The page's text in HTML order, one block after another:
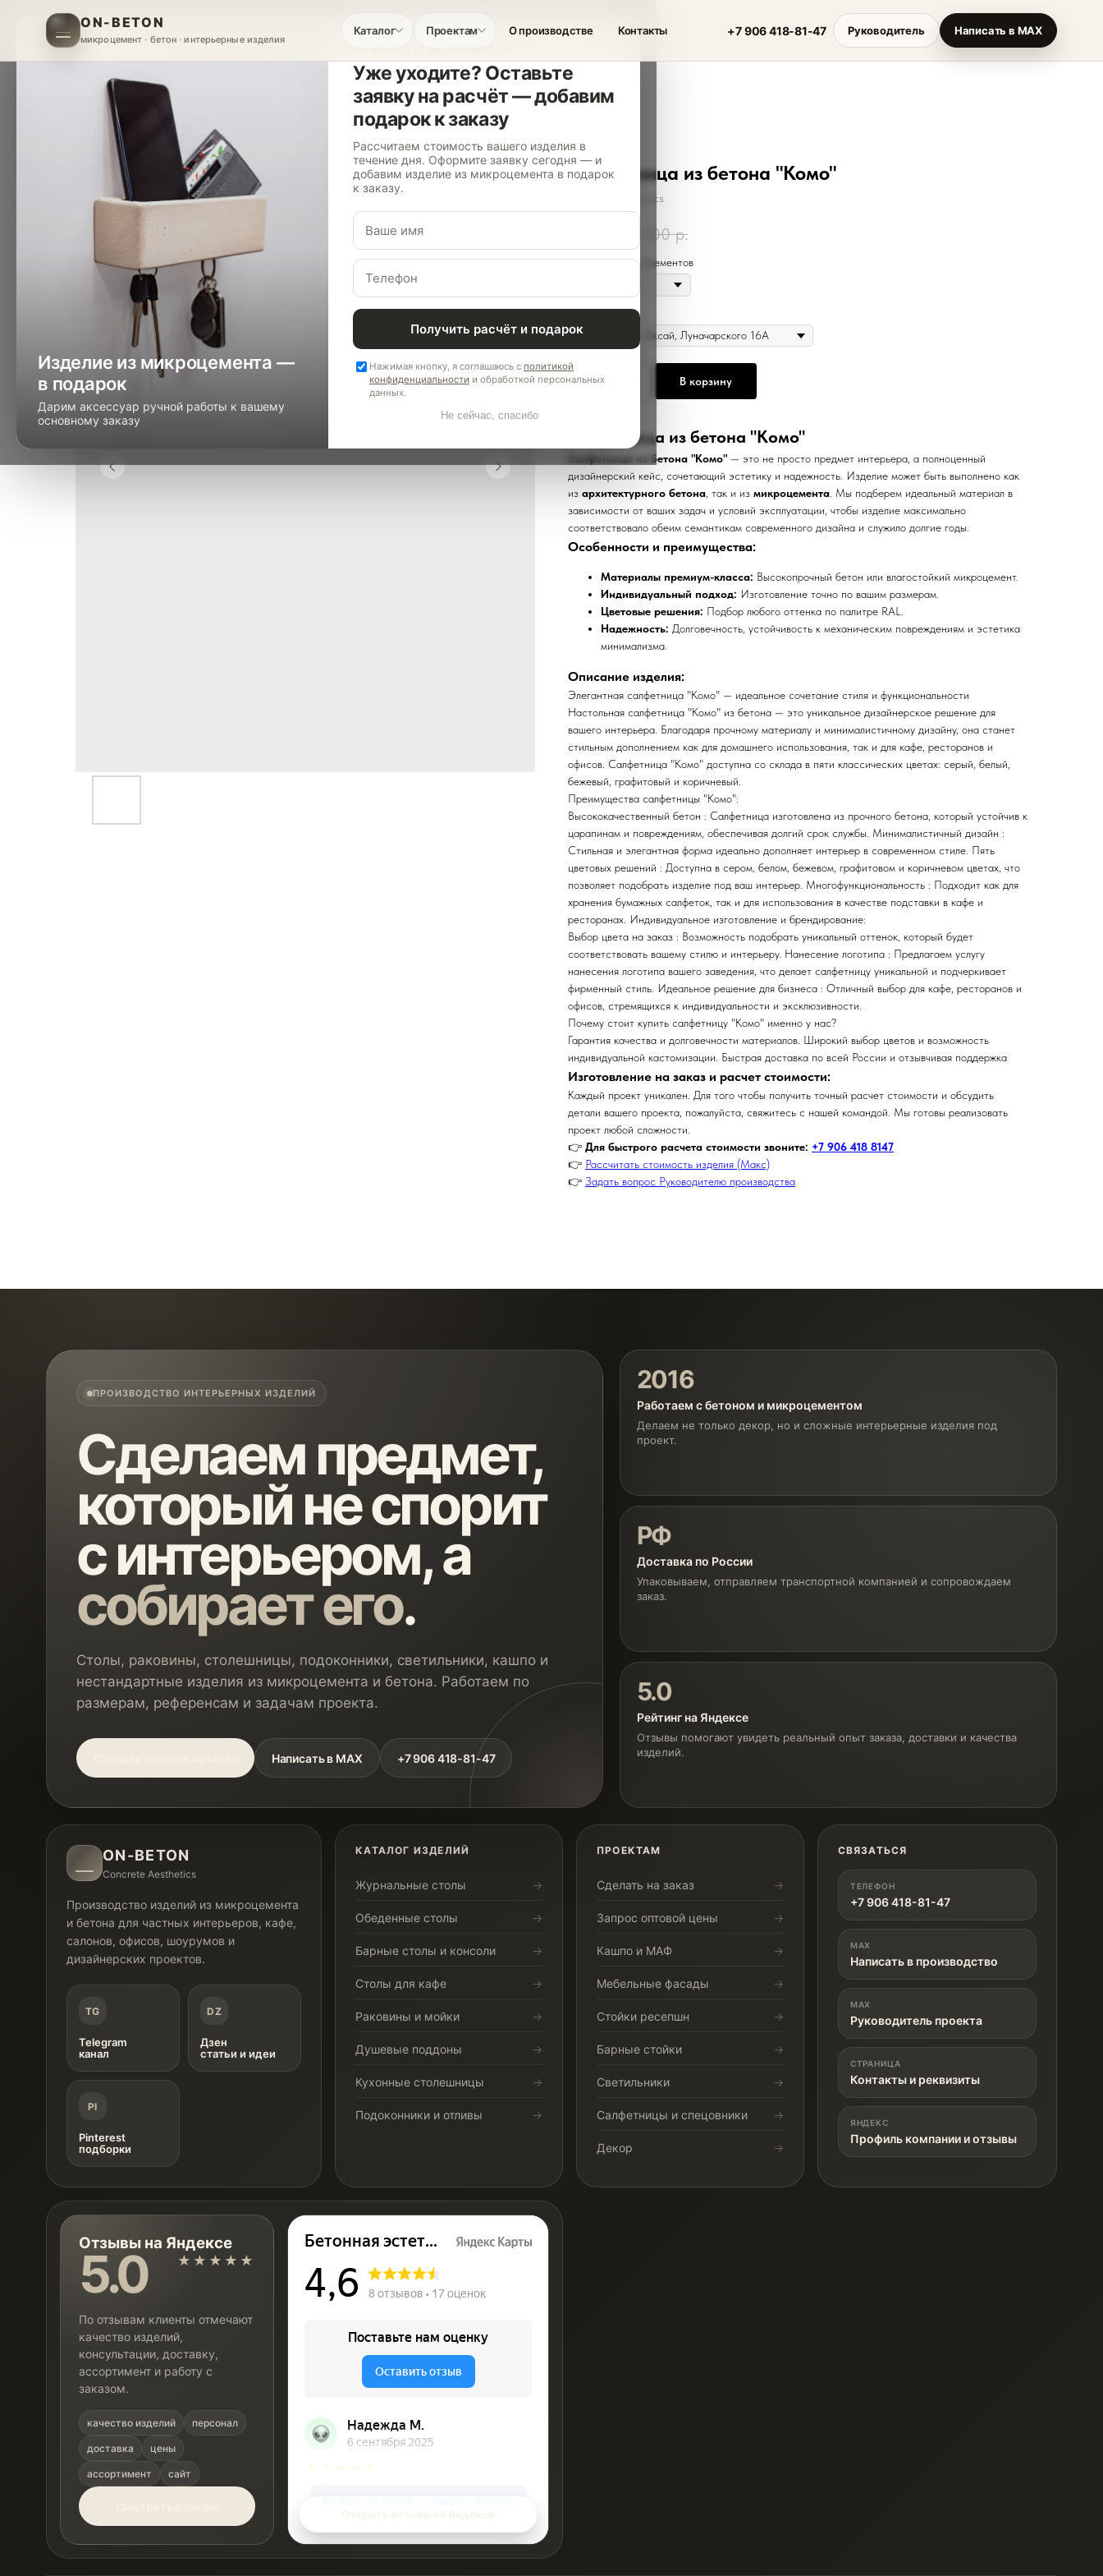
ПОДАРОК К ЗАКАЗУ
Изделие из микроцемента —
в подарок
Дарим аксессуар ручной работы к вашему
основному заказу
Уже уходите? Оставьте
заявку на расчёт — добавим
подарок к заказу
Рассчитаем стоимость вашего изделия в
течение дня. Оформите заявку сегодня — и
добавим изделие из микроцемента в подарок
к заказу.
Получить расчёт и подарок
Нажимая кнопку, я соглашаюсь с политикой
конфиденциальности и обработкой персональных
данных.
Не сейчас, спасибо
ON-BETON
микроцемент · бетон · интерьерные изделия
Каталог Проектам О производстве Контакты +7 906 418-81-47 Руководитель Написать в MAX
Салфетница из бетона "Комо"
Concrete Aesthetics
1 300 р.
Цвет бетонных элементов
Доставка
В корзину
Салфетница из бетона "Комо"
Салфетница из бетона "Комо" — это не просто предмет интерьера, а полноценный
дизайнерский кейс, сочетающий эстетику и надежность. Изделие может быть выполнено как
из архитектурного бетона, так и из микроцемента. Мы подберем идеальный материал в
зависимости от ваших задач и условий эксплуатации, чтобы изделие максимально
соответствовало обеим семантикам современного дизайна и служило долгие годы.
Особенности и преимущества:
Материалы премиум-класса: Высокопрочный бетон или влагостойкий микроцемент.
Индивидуальный подход: Изготовление точно по вашим размерам.
Цветовые решения: Подбор любого оттенка по палитре RAL.
Надежность: Долговечность, устойчивость к механическим повреждениям и эстетика
минимализма.
Описание изделия:
Элегантная салфетница "Комо" — идеальное сочетание стиля и функциональности
Настольная салфетница "Комо" из бетона — это уникальное дизайнерское решение для
вашего интерьера. Благодаря прочному материалу и минималистичному дизайну, она станет
стильным дополнением как для домашнего использования, так и для кафе, ресторанов и
офисов. Салфетница "Комо" доступна со склада в пяти классических цветах: серый, белый,
бежевый, графитовый и коричневый.
Преимущества салфетницы "Комо":
Высококачественный бетон : Салфетница изготовлена из прочного бетона, который устойчив к
царапинам и повреждениям, обеспечивая долгий срок службы. Минималистичный дизайн :
Стильная и элегантная форма идеально дополняет интерьер в современном стиле. Пять
цветовых решений : Доступна в сером, белом, бежевом, графитовом и коричневом цветах, что
позволяет подобрать изделие под ваш интерьер. Многофункциональность : Подходит как для
хранения бумажных салфеток, так и для использования в качестве подставки в кафе и
ресторанах. Индивидуальное изготовление и брендирование:
Выбор цвета на заказ : Возможность подобрать уникальный оттенок, который будет
соответствовать вашему стилю и интерьеру. Нанесение логотипа : Предлагаем услугу
нанесения логотипа вашего заведения, что делает салфетницу уникальной и подчеркивает
фирменный стиль. Идеальное решение для бизнеса : Отличный выбор для кафе, ресторанов и
офисов, стремящихся к индивидуальности и эксклюзивности.
Почему стоит купить салфетницу "Комо" именно у нас?
Гарантия качества и долговечности материалов. Широкий выбор цветов и возможность
индивидуальной кастомизации. Быстрая доставка по всей России и отзывчивая поддержка
Изготовление на заказ и расчет стоимости:
Каждый проект уникален. Для того чтобы получить точный расчет стоимости и обсудить
детали вашего проекта, пожалуйста, свяжитесь с нашей командой. Мы готовы реализовать
проект любой сложности.
👉 Для быстрого расчета стоимости звоните: +7 906 418 8147
👉 Рассчитать стоимость изделия (Макс)
👉 Задать вопрос Руководителю производства
ПРОИЗВОДСТВО ИНТЕРЬЕРНЫХ ИЗДЕЛИЙ
Сделаем предмет,
который не спорит
с интерьером, а
собирает его.
Столы, раковины, столешницы, подоконники, светильники, кашпо и
нестандартные изделия из микроцемента и бетона. Работаем по
размерам, референсам и задачам проекта.
Написать в MAX +7 906 418-81-47
2016
Работаем с бетоном и микроцементом
Делаем не только декор, но и сложные интерьерные изделия под
проект.
РФ
Доставка по России
Упаковываем, отправляем транспортной компанией и сопровождаем
заказ.
5.0
Рейтинг на Яндексе
Отзывы помогают увидеть реальный опыт заказа, доставки и качества
изделий.
ON-BETON
Concrete Aesthetics
Производство изделий из микроцемента
и бетона для частных интерьеров, кафе,
салонов, офисов, шоурумов и
дизайнерских проектов.
TG
Telegram
канал
DZ
Дзен
статьи и идеи
PI
Pinterest
подборки
КАТАЛОГ ИЗДЕЛИЙ
Журнальные столы
Обеденные столы
Барные столы и консоли
Столы для кафе
Раковины и мойки
Душевые поддоны
Кухонные столешницы
Подоконники и отливы
ПРОЕКТАМ
Сделать на заказ
Запрос оптовой цены
Кашпо и МАФ
Мебельные фасады
Стойки ресепшн
Барные стойки
Светильники
Салфетницы и спецовники
Декор
СВЯЗАТЬСЯ
ТЕЛЕФОН
+7 906 418-81-47
MAX
Написать в производство
MAX
Руководитель проекта
СТРАНИЦА
Контакты и реквизиты
ЯНДЕКС
Профиль компании и отзывы
Отзывы на Яндексе
5.0 ★★★★★
По отзывам клиенты отмечают
качество изделий,
консультации, доставку,
ассортимент и работу с
заказом.
качество изделий персонал
доставка цены
ассортимент сайт